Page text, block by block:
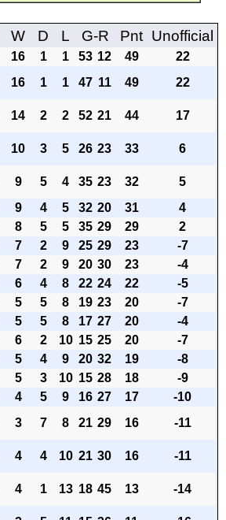
W D L G-R Pnt Unofficial
16 1 1 53 12 49
22
16 1 1 47 11 49 22
14 2 2 52 21 44 17
10 3 5 26 23 33 6
9 5 4 35 23 32
5
9 4 5 32 20 31
4
8 5 5 35 29 29
2
7 2 9 25 29 23
-7
7 2 9 20 30 23
-4
6 4 8 22 24 22
-5
5 5 8 19 23 20
-7
5 5 8 17 27 20
-4
6 2 10 15 25 20
-7
5 4 9 20 32 19
-8
5 3 10 15 28 18
-9
4 5 9 16 27 17
-10
3 7 8 21 29 16 -11
4 4 10 21 30 16 -11
4 1 13 18 45 13 -14